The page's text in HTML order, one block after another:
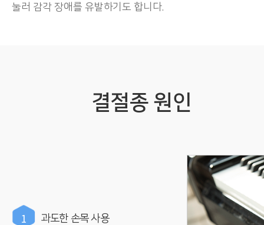
눌러 감각 장애를 유발하기도 합니다.
결절종 원인
1 과도한 손목 사용